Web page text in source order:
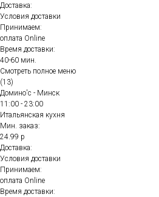
Доставка:
Условия доставки
Принимаем:
оплата Online
Время доставки:
40-60 мин.
Смотреть полное меню
(13)
Домино'с - Минск
11:00 - 23:00
Итальянская кухня
Мин. заказ:
24.99 р
Доставка:
Условия доставки
Принимаем:
оплата Online
Время доставки: